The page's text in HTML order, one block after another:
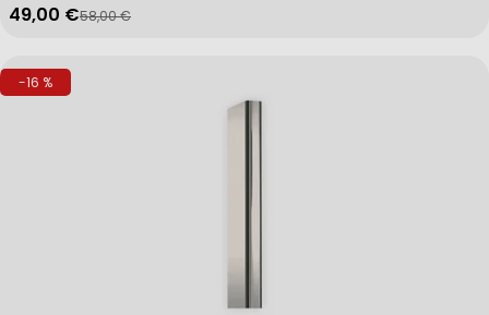
Verkaufspreis
49,00 €
Regulärer Preis
58,00 €
-16 %